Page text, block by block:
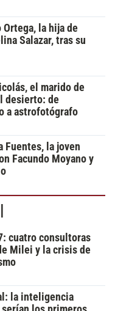
Ortega, la hija de
Salazar, tras su
el marido de
desierto: de
a astrofotógrafo
Fuentes, la joven
Facundo Moyano y
cuatro consultoras
Milei y la crisis de
la inteligencia